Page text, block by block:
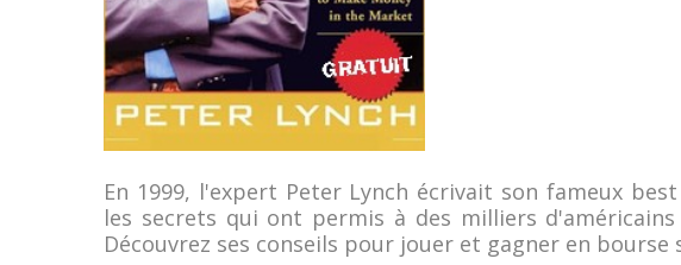
En 1999, l'expert Peter Lynch écrivait son fameux
les secrets qui ont permis à des milliers
Découvrez ses conseils pour jouer et gagner en bourse